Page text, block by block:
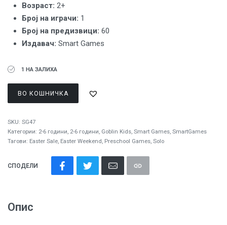
Возраст: 2+
Броj на играчи: 1
Број на предизвици: 60
Издавач: Smart Games
1 НА ЗАЛИХА
ВО КОШНИЧКА
SKU: SG47
Категории: 2-6 години, 2-6 години, Goblin Kids, Smart Games, SmartGames
Тагови: Easter Sale, Easter Weekend , Preschool Games, Solo
СПОДЕЛИ
Опис